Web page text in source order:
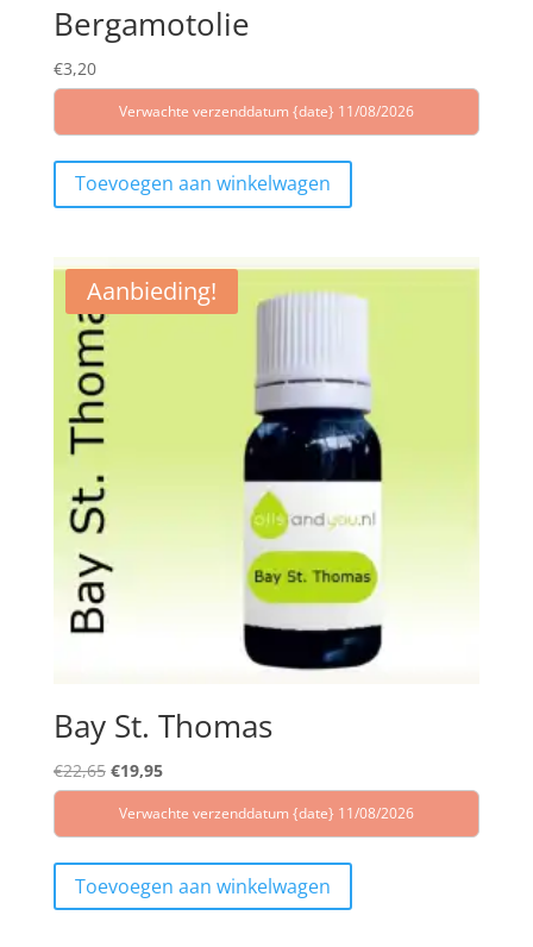
Bergamotolie
€3,20
Verwachte verzenddatum {date} 11/08/2026
Toevoegen aan winkelwagen
Aanbieding!
Bay St. Thomas
€22,65 Oorspronkelijke
prijs
was:
€19,95Huidige
prijs
is:
Verwachte verzenddatum {date} 11/08/2026
Toevoegen aan winkelwagen